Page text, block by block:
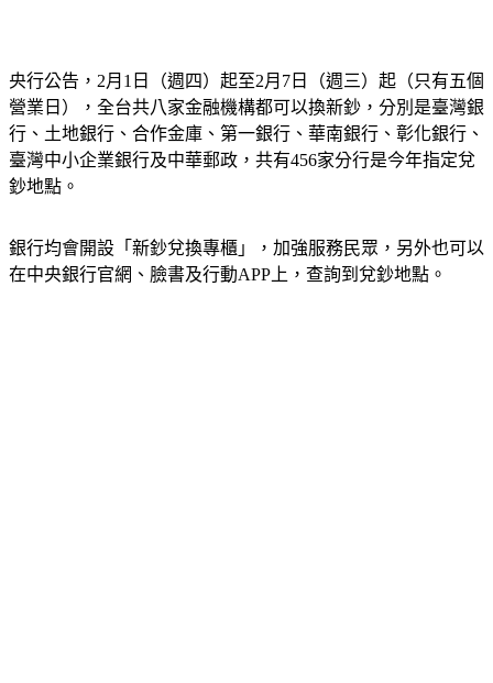
央行公告，2月1日（週四）起至2月7日（週三）起（只有五個
營業日），全台共八家金融機構都可以換新鈔，分別是臺灣銀
行、土地銀行、合作金庫、第一銀行、華南銀行、彰化銀行、
臺灣中小企業銀行及中華郵政，共有456家分行是今年指定兌
鈔地點。
銀行均會開設「新鈔兌換專櫃」，加強服務民眾，另外也可以
在中央銀行官網、臉書及行動APP上，查詢到兌鈔地點。